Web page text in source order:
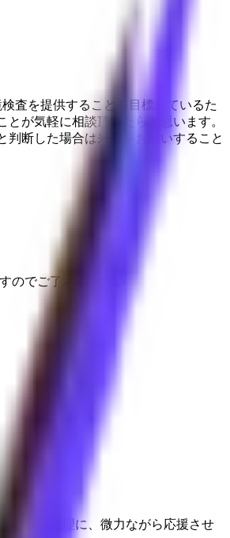
査を提供することを目標しているた
が気軽に相談頂けたらと思います。
判断した場合は来院をお願いすること
のでご了承ください
の健康管理に、微力ながら応援させ